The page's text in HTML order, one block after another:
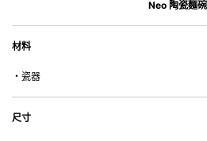
*不可直接用於熱源上
Neo 陶瓷麵碗
材料
・瓷器
尺寸